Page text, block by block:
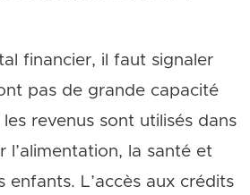
financier, il faut signaler
pas de grande capacité
revenus sont utilisés dans
l’alimentation, la santé et
enfants. L’accès aux crédits